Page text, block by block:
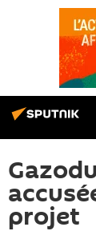
projet